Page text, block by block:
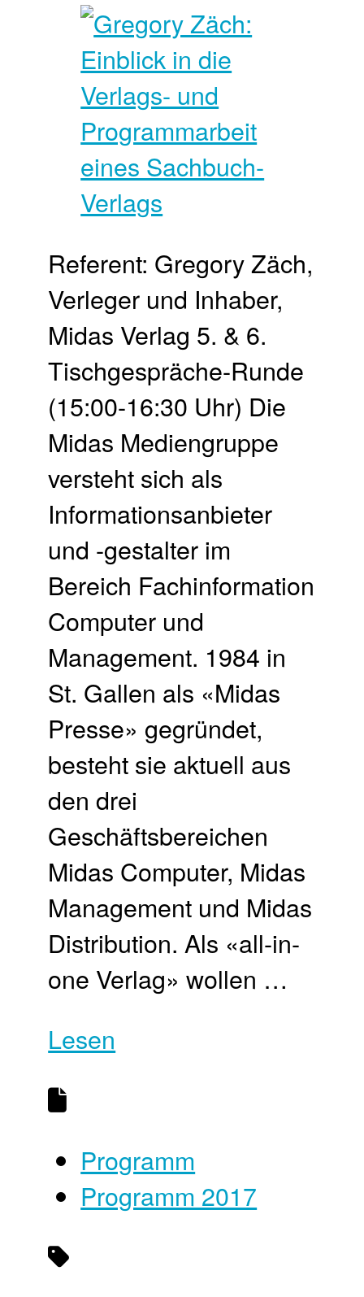
Referent: Gregory Zäch,
Verleger und Inhaber,
Midas Verlag 5. & 6.
Tischgespräche-Runde
(15:00-16:30 Uhr) Die
Midas Mediengruppe
versteht sich als
Informationsanbieter
und -gestalter im
Bereich Fachinformation
Computer und
Management. 1984 in
St. Gallen als «Midas
Presse» gegründet,
besteht sie aktuell aus
den drei
Geschäftsbereichen
Midas Computer, Midas
Management und Midas
Distribution. Als «all-in-
one Verlag» wollen …
Lesen
Programm
Programm 2017